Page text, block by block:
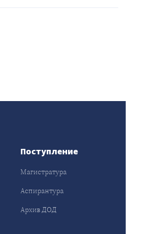
Поступление
Магистратура
Аспирантура
Архив ДОД